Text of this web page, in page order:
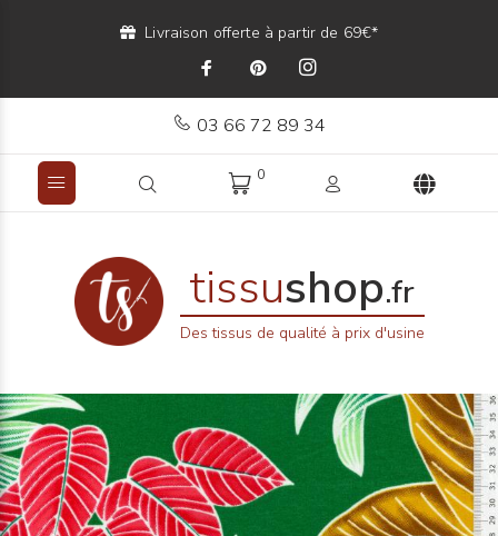
Livraison offerte à partir de 69€*
03 66 72 89 34
0
tissushop.fr
Des tissus de qualité à prix d'usine